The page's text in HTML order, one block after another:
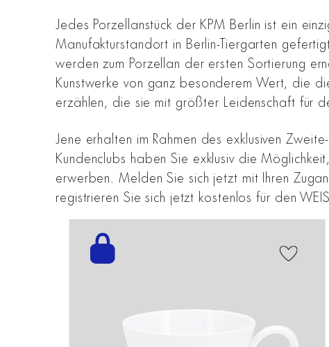
Jedes Porzellanstück der KPM Berlin ist ein
Manufakturstandort in Berlin-Tiergarten
werden zum Porzellan der ersten Sortierung
Kunstwerke von ganz besonderem Wert, die
erzählen, die sie mit größter Leidenschaft für
Jene erhalten im Rahmen des exklusiven
Kundenclubs haben Sie exklusiv die
erwerben. Melden Sie sich jetzt mit Ihren
registrieren Sie sich jetzt kostenlos für den